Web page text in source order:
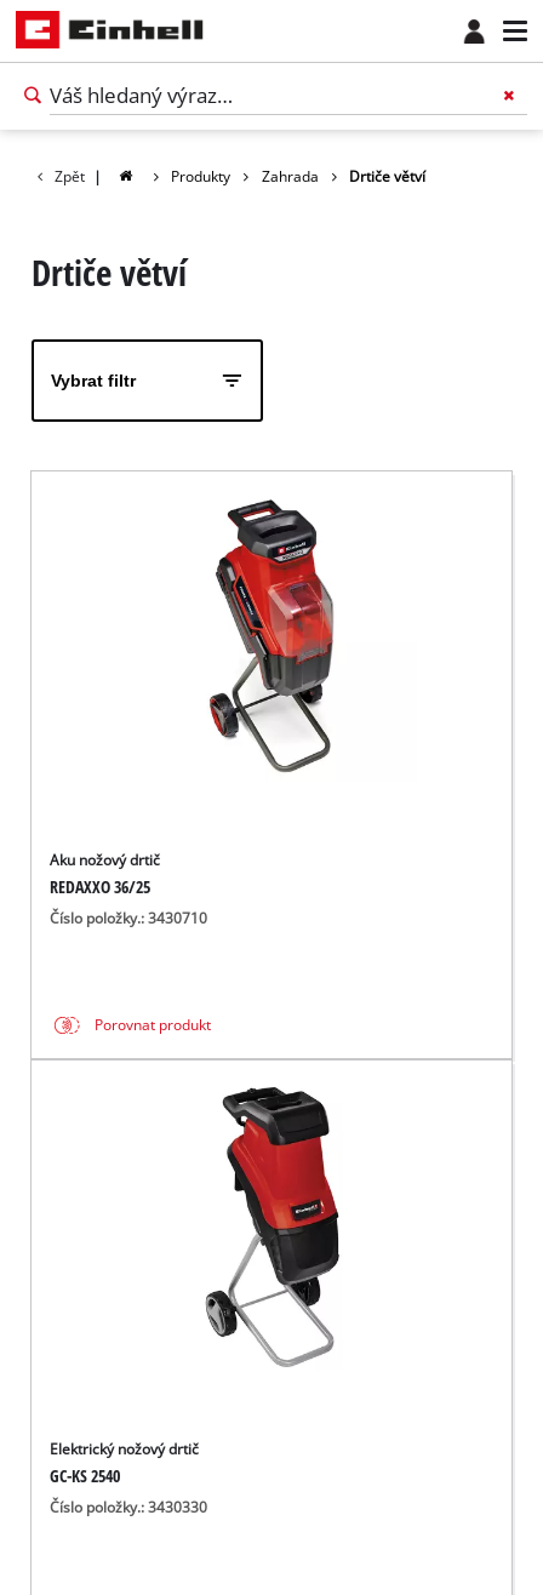
Zpět | Produkty Zahrada Drtiče větví
Drtiče větví
Vybrat filtr
Aku nožový drtič
REDAXXO 36/25
Číslo položky.: 3430710
Porovnat produkt
Elektrický nožový drtič
GC-KS 2540
Číslo položky.: 3430330